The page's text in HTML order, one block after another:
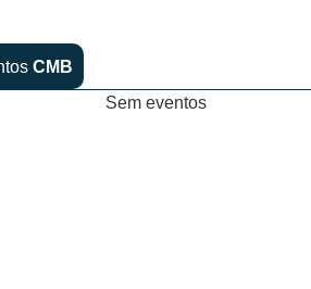
CMB
Sem eventos